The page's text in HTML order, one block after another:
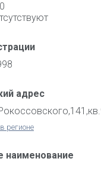
адрес
регионе
наименование